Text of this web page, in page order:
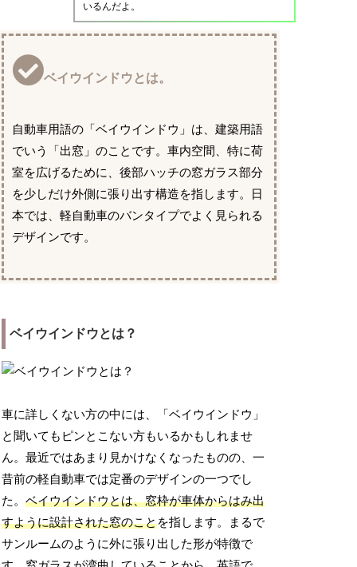
いるんだよ。
ベイウインドウとは。
自動車用語の「ベイウインドウ」は、建築用語
でいう「出窓」のことです。車内空間、特に荷
室を広げるために、後部ハッチの窓ガラス部分
を少しだけ外側に張り出す構造を指します。日
本では、軽自動車のバンタイプでよく見られる
デザインです。
ベイウインドウとは？
車に詳しくない方の中には、「ベイウインドウ」
と聞いてもピンとこない方もいるかもしれませ
ん。最近ではあまり見かけなくなったものの、一
昔前の軽自動車では定番のデザインの一つでし
た。ベイウインドウとは、窓枠が車体からはみ出
すように設計された窓のことを指します。まるで
サンルームのように外に張り出した形が特徴で